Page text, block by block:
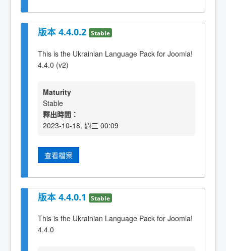
版本 4.4.0.2 Stable
This is the Ukrainian Language Pack for Joomla!
4.4.0 (v2)
Maturity
Stable
釋出時間：
2023-10-18, 週三 00:09
查看檔案
版本 4.4.0.1 Stable
This is the Ukrainian Language Pack for Joomla!
4.4.0